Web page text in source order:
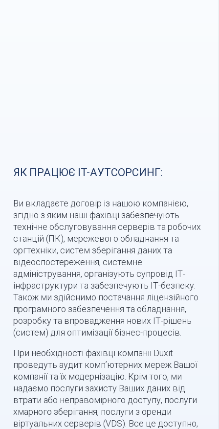
ЯК ПРАЦЮЄ IT-АУТСОРСИНГ:
Ви вкладаєте договір із нашою компанією,
згідно з яким наші фахівці забезпечують
технічне обслуговування серверів та робочих
станцій (ПК), мережевого обладнання та
оргтехніки, систем зберігання даних та
відеоспостереження, системне
адміністрування, організують супровід ІТ-
інфраструктури та забезпечують ІТ-безпеку.
Також ми здійснимо постачання ліцензійного
програмного забезпечення та обладнання,
розробку та впровадження нових ІТ-рішень
(систем) для оптимізації бізнес-процесів.
При необхідності фахівці компанії Duxit
проведуть аудит комп’ютерних мереж Вашої
компанії та їх модернізацію. Крім того, ми
надаємо послуги захисту Ваших даних від
втрати або неправомірного доступу, послуги
хмарного зберігання, послуги з оренди
віртуальних серверів (VDS). Все це доступно,